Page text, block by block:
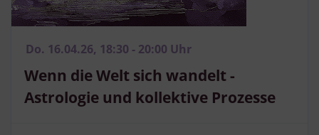
Do. 16.04.26, 18:30 - 20:00 Uhr
Wenn die Welt sich wandelt -
Astrologie und kollektive Prozesse